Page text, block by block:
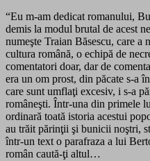
“Eu m-am dedicat romanului,
demis la modul brutal de acest
numeşte Traian Băsescu, care a
cultura română, o echipă de
comentatori doar, dar de
era un om prost, din păcate s-a
care sunt umflaţi excesiv, i s-a
româneşti. Într-una din primele
ordinară toată istoria acestui
au trăit părinţii şi bunicii noştri,
într-un text o parafraza a lui
român caută-ţi altul…